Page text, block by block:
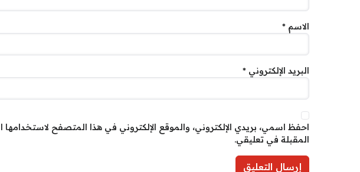
الاسم *
البريد الإلكتروني *
احفظ اسمي، بريدي الإلكتروني، والموقع الإلكتروني في هذا المتصفح لاستخدامها
المقبلة في تعليقي.